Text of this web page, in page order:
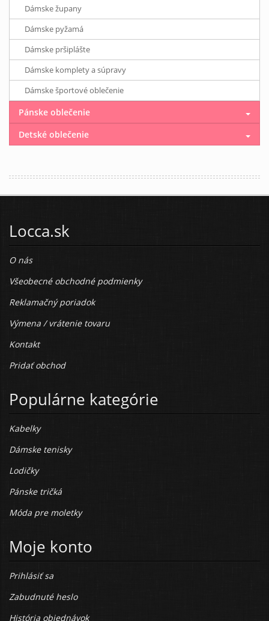
Dámske župany
Dámske pyžamá
Dámske pršiplášte
Dámske komplety a súpravy
Dámske športové oblečenie
Pánske oblečenie
Detské oblečenie
Locca.sk
O nás
Všeobecné obchodné podmienky
Reklamačný poriadok
Výmena / vrátenie tovaru
Kontakt
Pridať obchod
Populárne kategórie
Kabelky
Dámske tenisky
Lodičky
Pánske tričká
Móda pre moletky
Moje konto
Prihlásiť sa
Zabudnuté heslo
História objednávok